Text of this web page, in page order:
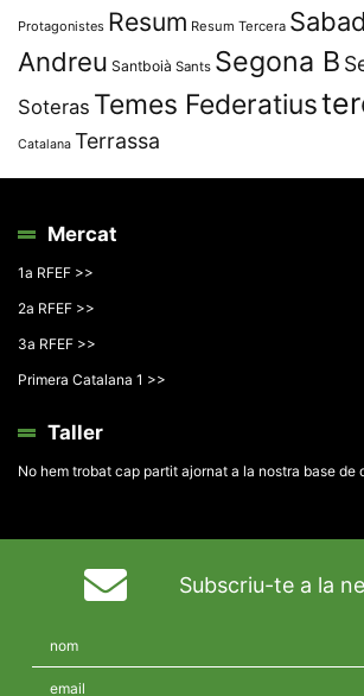
Protagonistes Resum Resum Tercera
Andreu Santboià Sants Segona B
Soteras Temes Federatius
Catalana Terrassa
Mercat
1a RFEF >>
2a RFEF >>
3a RFEF >>
Primera Catalana 1 >>
Taller
No hem trobat cap partit ajornat a la nostra base de
Subscriu-te a la